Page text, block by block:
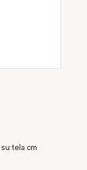
tela cm